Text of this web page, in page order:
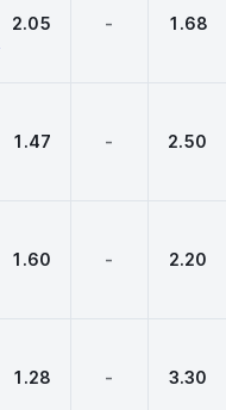
2.05 - 1.68
1.47 - 2.50
1.60 - 2.20
1.28 - 3.30